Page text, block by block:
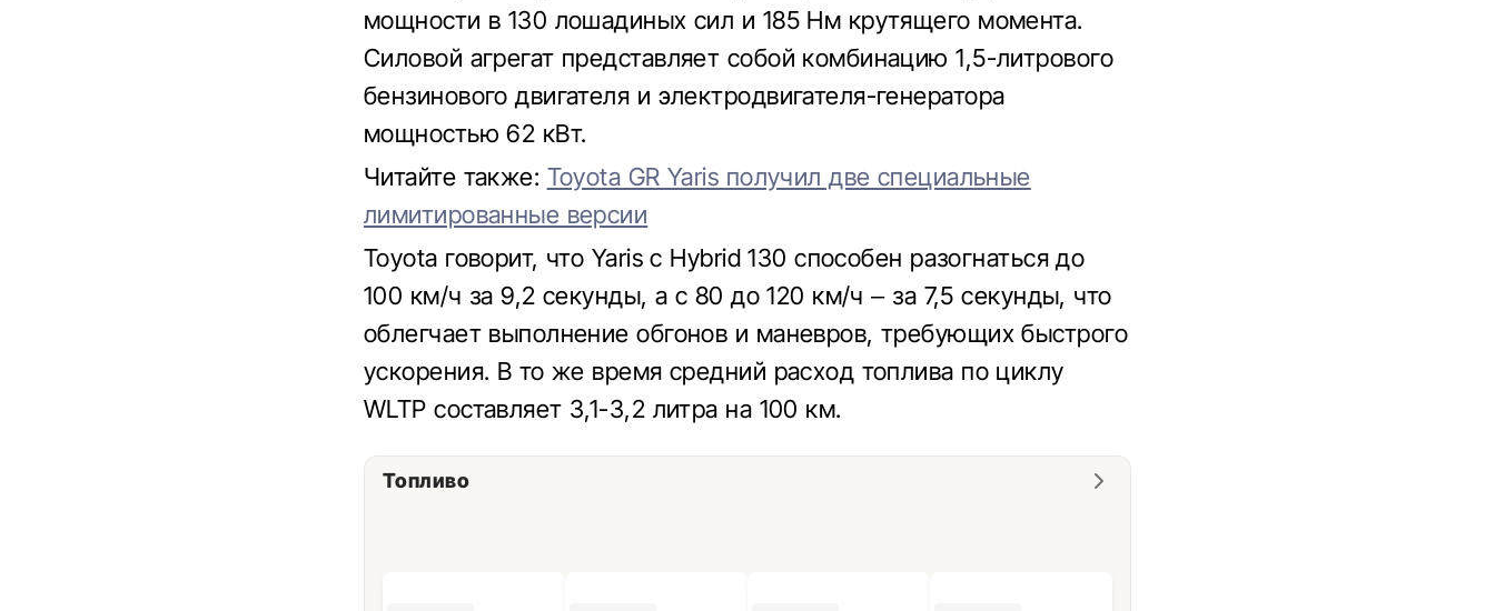
мощности в 130 лошадиных сил и 185 Нм крутящего момента.
Силовой агрегат представляет собой комбинацию 1,5-литрового
бензинового двигателя и электродвигателя-генератора
мощностью 62 кВт.
Читайте также: Toyota GR Yaris получил две специальные
лимитированные версии
Toyota говорит, что Yaris с Hybrid 130 способен разогнаться до
100 км/ч за 9,2 секунды, а с 80 до 120 км/ч – за 7,5 секунды, что
облегчает выполнение обгонов и маневров, требующих быстрого
ускорения. В то же время средний расход топлива по циклу
WLTP составляет 3,1-3,2 литра на 100 км.
Топливо